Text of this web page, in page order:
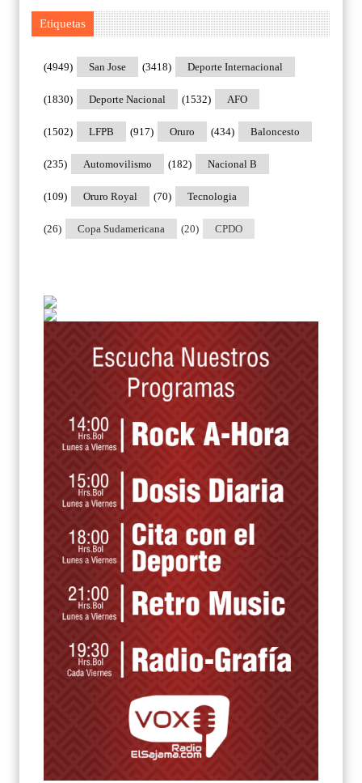
Etiquetas
San Jose
(4949) Deporte Internacional
(3418)
Deporte Nacional
(1830) AFO
(1532)
LFPB
(1502) Oruro
(917) Baloncesto
(434)
Automovilismo
(235) Nacional B
(182)
Oruro Royal
(109) Tecnologia
(70)
Copa Sudamericana
(26) CPDO
(20)